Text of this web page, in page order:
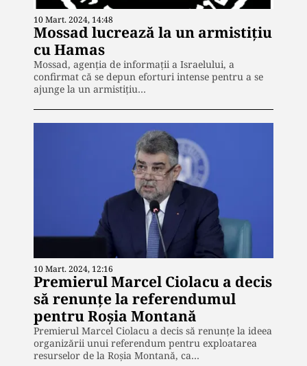
10 Mart. 2024, 14:48
Mossad lucrează la un armistițiu
cu Hamas
Mossad, agenția de informații a Israelului, a
confirmat că se depun eforturi intense pentru a se
ajunge la un armistițiu…
10 Mart. 2024, 12:16
Premierul Marcel Ciolacu a decis
să renunțe la referendumul
pentru Roșia Montană
Premierul Marcel Ciolacu a decis să renunțe la ideea
organizării unui referendum pentru exploatarea
resurselor de la Roșia Montană, ca…